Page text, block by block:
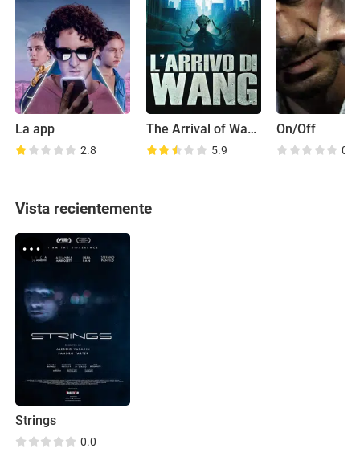
La app
2.8
The Arrival of Wang
5.9
On/Off
0.0
Vista recientemente
Strings
0.0